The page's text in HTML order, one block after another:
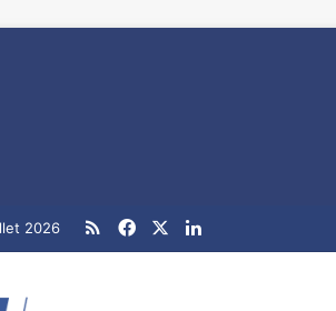
2026 RSSFacebookLinkedin